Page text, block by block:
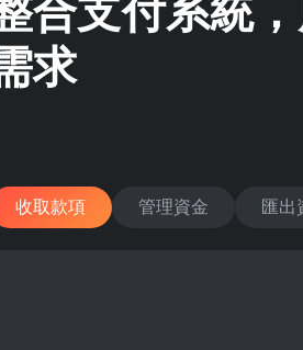
合支付系統
求
收取款項 管理資金 匯出